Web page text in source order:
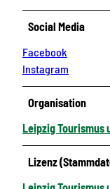
Social Media
Facebook
Instagram
Organisation
Leipzig Tourismus
Lizenz